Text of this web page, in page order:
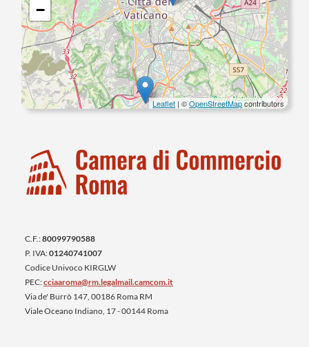
−
Leaflet | ©OpenStreetMapcontributors
C.F.:80099790588
P. IVA:01240741007
Codice Univoco KIRGLW
PEC:cciaaroma@rm.legalmail.camcom.it
Via de' Burrò 147, 00186 Roma RM
Viale Oceano Indiano, 17 - 00144 Roma